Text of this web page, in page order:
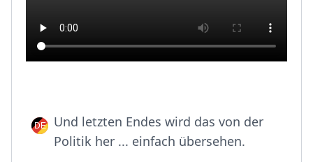
Und letzten Endes wird das von der
Politik her ... einfach übersehen.